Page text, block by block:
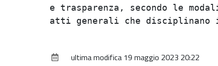
e trasparenza, secondo
ultima modifica 19 maggio 2023 20:22